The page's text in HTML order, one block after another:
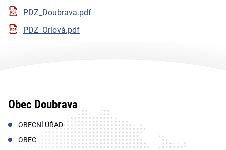
PDZ_Doubrava.pdf
PDZ_Orlová.pdf
Obec Doubrava
OBECNÍ ÚŘAD
OBEC